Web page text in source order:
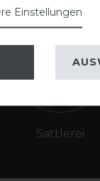
Sattlerei
Einstellungen